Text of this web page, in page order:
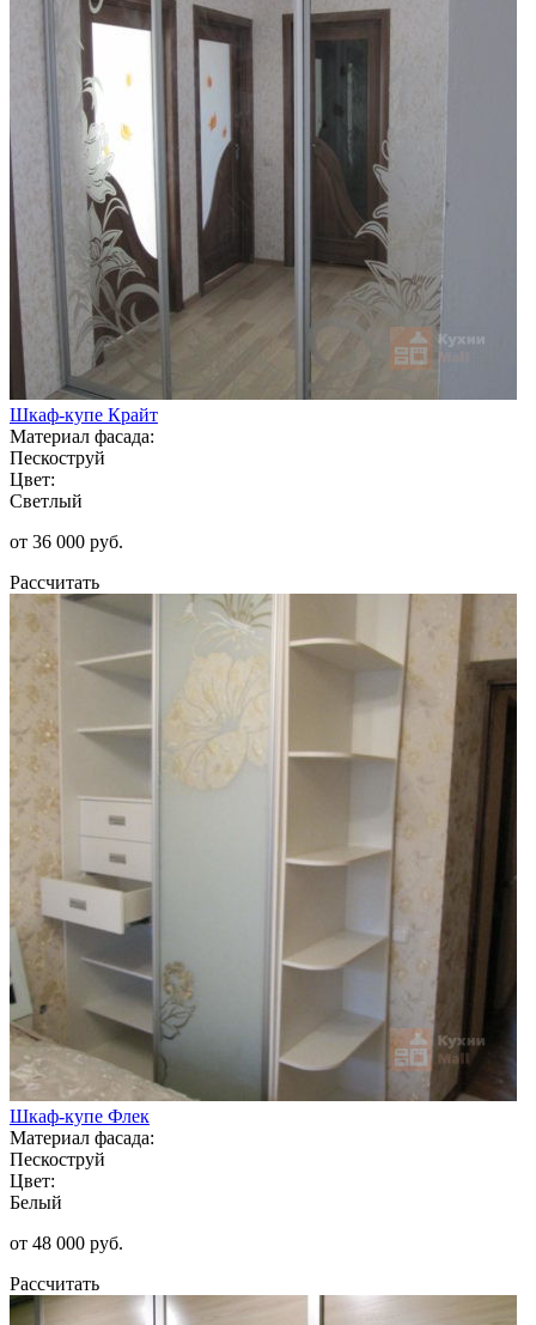
Шкаф-купе Крайт
Материал фасада:
Пескоструй
Цвет:
Светлый
от 36 000 руб.
Рассчитать
Шкаф-купе Флек
Материал фасада:
Пескоструй
Цвет:
Белый
от 48 000 руб.
Рассчитать